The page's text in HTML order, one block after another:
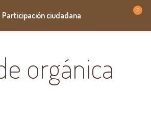
Participación ciudadana 0
orgánica